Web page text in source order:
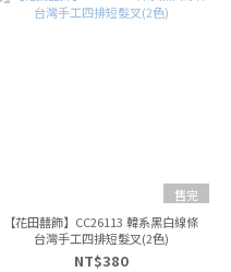
售完
【花田囍飾】CC26113 韓系黑白線條
台灣手工四排短髮叉(2色)
NT$380